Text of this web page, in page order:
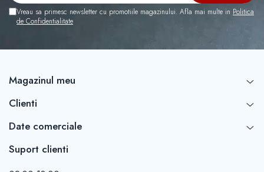
Vreau sa primesc newsletter cu promotiile magazinului. Afla mai multe in Politica
de Confidentialitate
Magazinul meu
Clienti
Date comerciale
Suport clienti